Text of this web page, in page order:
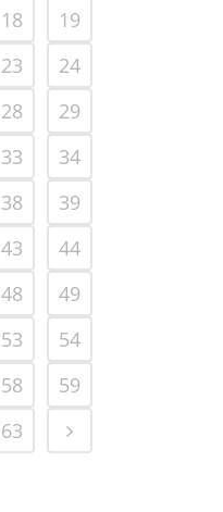
18
19
23
24
28
29
33
34
38
39
43
44
48
49
53
54
58
59
63